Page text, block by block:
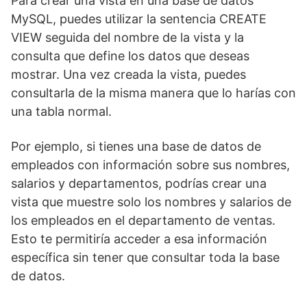
MySQL, puedes utilizar la sentencia CREATE
VIEW seguida del nombre de la vista y la
consulta que define los datos que deseas
mostrar. Una vez creada la vista, puedes
consultarla de la misma manera que lo harías con
una tabla normal.
Por ejemplo, si tienes una base de datos de
empleados con información sobre sus nombres,
salarios y departamentos, podrías crear una
vista que muestre solo los nombres y salarios de
los empleados en el departamento de ventas.
Esto te permitiría acceder a esa información
específica sin tener que consultar toda la base
de datos.